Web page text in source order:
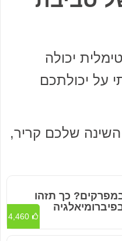
יכולה
על יכולתכם
שלכם קריר,
כך תזהו
4,460